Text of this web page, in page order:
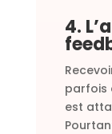
4.
parfois
est